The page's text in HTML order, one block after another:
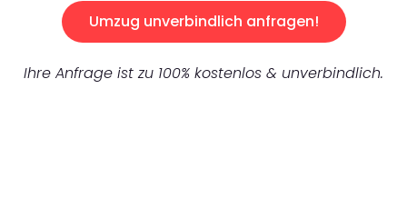
Umzug unverbindlich anfragen!
Ihre Anfrage ist zu 100% kostenlos & unverbindlich.